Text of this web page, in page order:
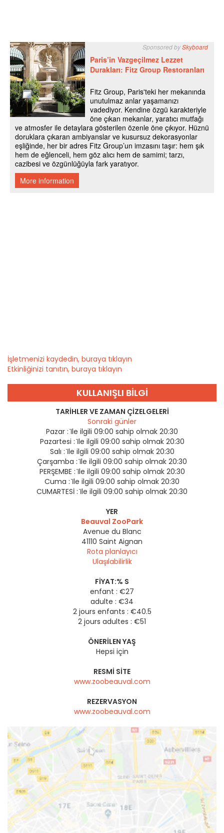
İşletmenizi kaydedin, buraya tıklayın
Etkinliğinizi tanıtın, buraya tıklayın
KULLANIŞLI BILGI
TARIHLER VE ZAMAN ÇIZELGELERI
Sonraki günler
Pazar : i̇le ilgili 09:00 sahip olmak 20:30
Pazartesi : i̇le ilgili 09:00 sahip olmak 20:30
Salı : i̇le ilgili 09:00 sahip olmak 20:30
Çarşamba : i̇le ilgili 09:00 sahip olmak 20:30
PERŞEMBE : i̇le ilgili 09:00 sahip olmak 20:30
Cuma : i̇le ilgili 09:00 sahip olmak 20:30
CUMARTESİ : i̇le ilgili 09:00 sahip olmak 20:30
YER
Beauval ZooPark
Avenue du Blanc
41110 Saint Aignan
Rota planlayıcı
Ulaşılabilirlik
FIYAT:% S
enfant : €27
adulte : €34
2 jours enfants : €40.5
2 jours adultes : €51
ÖNERILEN YAŞ
Hepsi için
RESMI SITE
www.zoobeauval.com
REZERVASYON
www.zoobeauval.com